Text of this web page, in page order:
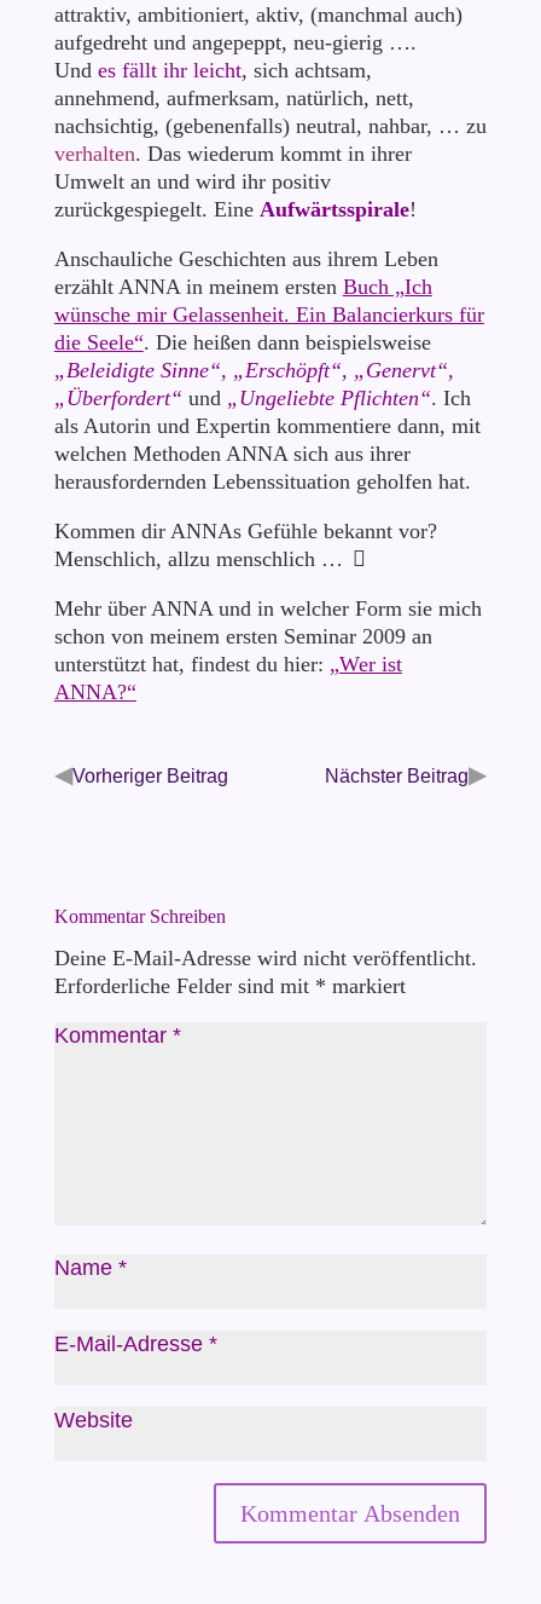
attraktiv, ambitioniert, aktiv, (manchmal auch)
aufgedreht und angepeppt, neu-gierig ….
Und es fällt ihr leicht, sich achtsam,
annehmend, aufmerksam, natürlich, nett,
nachsichtig, (gebenenfalls) neutral, nahbar, … zu
verhalten. Das wiederum kommt in ihrer
Umwelt an und wird ihr positiv
zurückgespiegelt. Eine Aufwärtsspirale!
Anschauliche Geschichten aus ihrem Leben
erzählt ANNA in meinem ersten Buch „Ich
wünsche mir Gelassenheit. Ein Balancierkurs für
die Seele“. Die heißen dann beispielsweise
„Beleidigte Sinne“, „Erschöpft“, „Genervt“,
„Überfordert“ und „Ungeliebte Pflichten“. Ich
als Autorin und Expertin kommentiere dann, mit
welchen Methoden ANNA sich aus ihrer
herausfordernden Lebenssituation geholfen hat.
Kommen dir ANNAs Gefühle bekannt vor?
Menschlich, allzu menschlich …
Mehr über ANNA und in welcher Form sie mich
schon von meinem ersten Seminar 2009 an
unterstützt hat, findest du hier: „Wer ist
ANNA?“
◀Vorheriger Beitrag Nächster Beitrag▶
Kommentar Schreiben
Deine E-Mail-Adresse wird nicht veröffentlicht.
Erforderliche Felder sind mit * markiert
Kommentar *
Name *
E-Mail-Adresse *
Website